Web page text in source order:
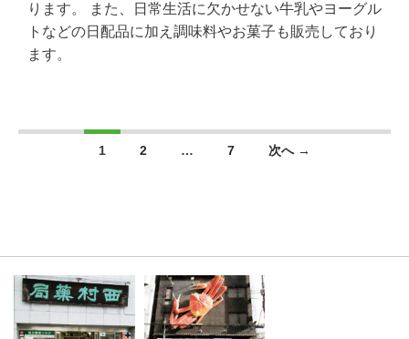
ります。 また、日常生活に欠かせない牛乳やヨーグル
トなどの日配品に加え調味料やお菓子も販売しており
ます。
投稿ナビゲーション
1 2 … 7 次へ →